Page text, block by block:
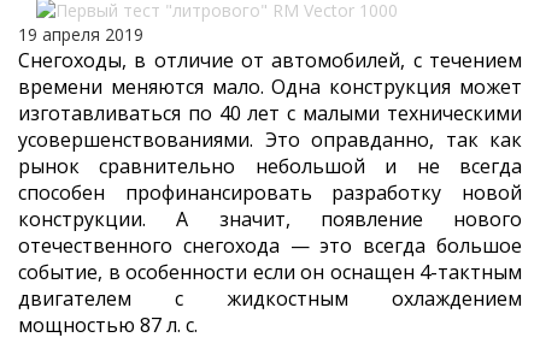
19 апреля 2019
Снегоходы, в отличие от автомобилей, с течением
времени меняются мало. Одна конструкция может
изготавливаться по 40 лет с малыми техническими
усовершенствованиями. Это оправданно, так как
рынок сравнительно небольшой и не всегда
способен профинансировать разработку новой
конструкции. А значит, появление нового
отечественного снегохода — это всегда большое
событие, в особенности если он оснащен 4-тактным
двигателем с жидкостным охлаждением
мощностью 87 л. с.